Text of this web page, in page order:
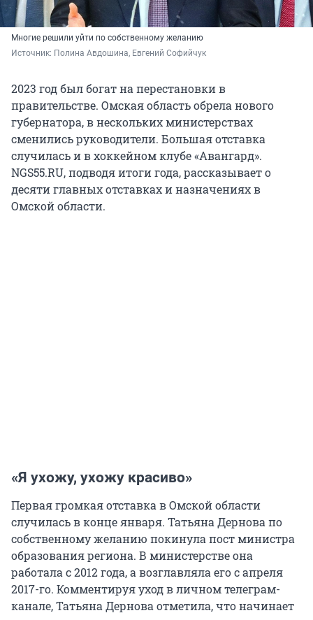
Многие решили уйти по собственному желанию
Источник: Полина Авдошина, Евгений Софийчук
2023 год был богат на перестановки в
правительстве. Омская область обрела нового
губернатора, в нескольких министерствах
сменились руководители. Большая отставка
случилась и в хоккейном клубе «Авангард».
NGS55.RU, подводя итоги года, рассказывает о
десяти главных отставках и назначениях в
Омской области.
«Я ухожу, ухожу красиво»
Первая громкая отставка в Омской области
случилась в конце января. Татьяна Дернова по
собственному желанию покинула пост министра
образования региона. В министерстве она
работала с 2012 года, а возглавляла его с апреля
2017-го. Комментируя уход в личном телеграм-
канале, Татьяна Дернова отметила, что начинает